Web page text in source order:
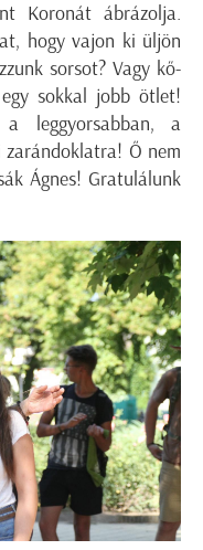
Koronát ábrázolja.
hogy vajon ki üljön
sorsot? Vagy kő-
sokkal jobb ötlet!
leggyorsabban, a
zarándoklatra! Ő nem
Ágnes! Gratulálunk